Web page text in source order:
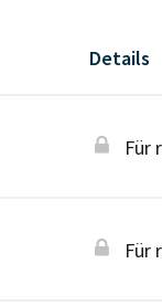
Details
Für
Für